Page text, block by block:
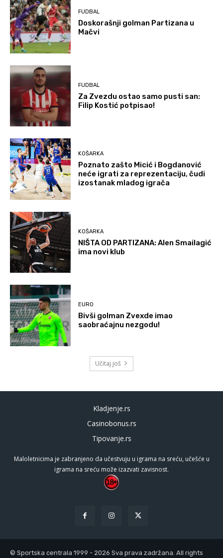
FUDBAL
Doskorašnji golman Partizana u
Mačvi
FUDBAL
Za Zvezdu ostao samo pusti san:
Filip Kostić potpisao!
KOŠARKA
Poznato zašto Micić i Bogdanović
neće igrati za reprezentaciju, čudi
izostanak mladog igrača
KOŠARKA
NIŠTA OD PARTIZANA: Alen Smailagić
ima novi klub
EURO
Bivši golman Zvexde imao
saobraćajnu nezgodu!
Učitaj još
Kladjenje.rs
Casinobonus.rs
Tipovanje.rs
Maloletnicima je zabranjeno da učestvuju u igrama na sreću, učešće u
igrama na sreću može izazvati zavisnost.
© Sportska centrala 1999 - 2026 Sva prava zadržana. All rights